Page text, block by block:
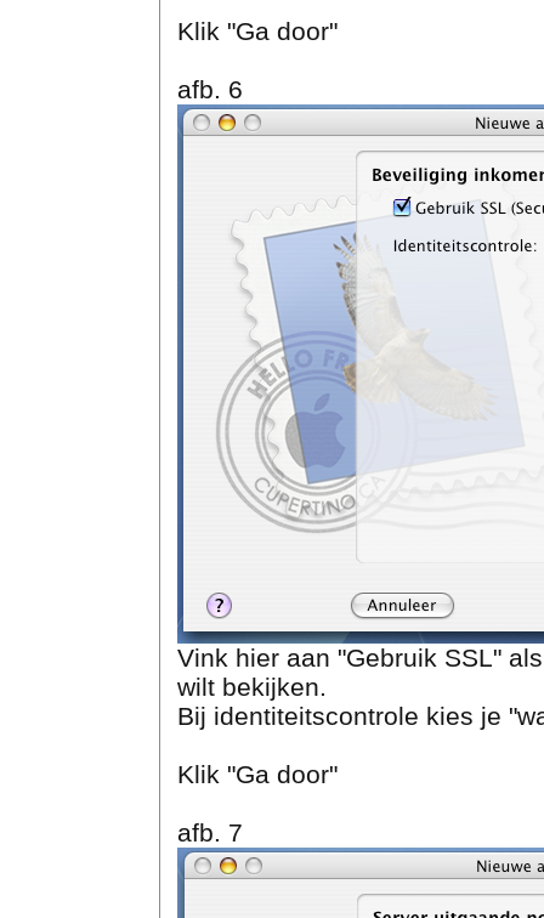
Klik "Ga door"
afb. 6
Vink hier aan "Gebruik SSL"
wilt bekijken.
Bij identiteitscontrole kies je
Klik "Ga door"
afb. 7